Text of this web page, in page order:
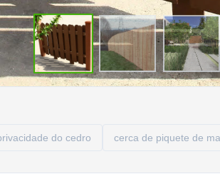
do cedro cerca de piquete de